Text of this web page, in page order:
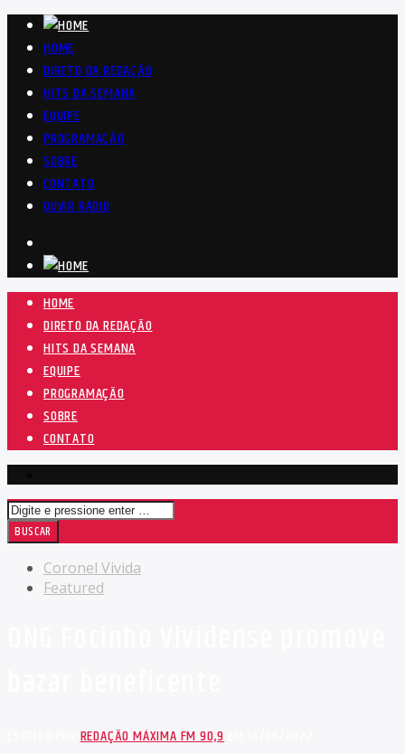
HOME
DIRETO DA REDAÇÃO
HITS DA SEMANA
EQUIPE
PROGRAMAÇÃO
SOBRE
CONTATO
OUVIR RÁDIO
HOME
DIRETO DA REDAÇÃO
HITS DA SEMANA
EQUIPE
PROGRAMAÇÃO
SOBRE
CONTATO
Coronel Vivida
Featured
ESCRITO PORREDAÇÃO MÁXIMA FM 90,9EM 13/06/2022